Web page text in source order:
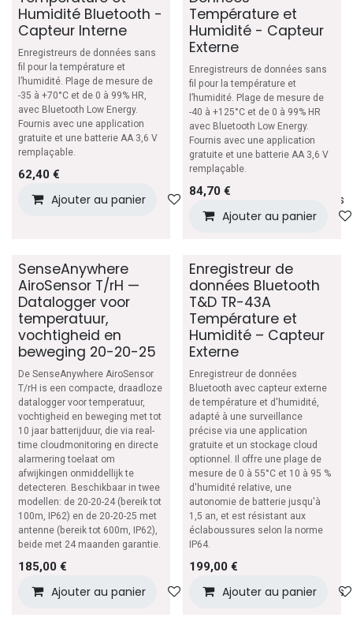
Humidité Bluetooth -
Capteur Interne
Enregistreurs de données sans
fil pour la température et
l’humidité. Plage de mesure de
-35 à +70°C et de 0 à 99% HR,
avec Bluetooth Low Energy.
Fournis avec une application
gratuite et une batterie AA 3,6 V
remplaçable.
62,40 €
Ajouter au panier Ajouter à la liste de souhaits
Température et
Humidité - Capteur
Externe
Enregistreurs de données sans
fil pour la température et
l’humidité. Plage de mesure de
-40 à +125°C et de 0 à 99% HR
avec Bluetooth Low Energy.
Fournis avec une application
gratuite et une batterie AA 3,6 V
remplaçable.
84,70€
Ajouter au panier
SenseAnywhere
AiroSensor T/rH —
Datalogger voor
temperatuur,
vochtigheid en
beweging 20-20-25
De SenseAnywhere AiroSensor
T/rH is een compacte, draadloze
datalogger voor temperatuur,
vochtigheid en beweging met tot
10 jaar batterijduur, die via real-
time cloudmonitoring en directe
alarmering toelaat om
afwijkingen onmiddellijk te
detecteren. Beschikbaar in twee
modellen: de 20-20-24 (bereik tot
100m, IP62) en de 20-20-25 met
antenne (bereik tot 600m, IP62),
beide met 24 maanden garantie.
185,00 €
Ajouter au panier Ajouter à la liste de souhaits
Enregistreur de
données Bluetooth
T&D TR-43A
Température et
Humidité – Capteur
Externe
Enregistreur de données
Bluetooth avec capteur externe
de température et d'humidité,
adapté à une surveillance
précise via une application
gratuite et un stockage cloud
optionnel. Il offre une plage de
mesure de 0 à 55°C et 10 à 95 %
d'humidité relative, une
autonomie de batterie jusqu'à
1,5 an, et est résistant aux
éclaboussures selon la norme
IP64.
199,00€
Ajouter au panier